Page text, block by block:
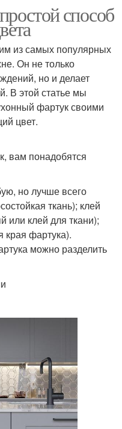
способ
из самых популярных
Он не только
но и делает
В этой статье мы
фартук своими
цвет.
вам понадобятся
но лучше всего
ткань); клей
или клей для ткани);
фартука).
можно разделить